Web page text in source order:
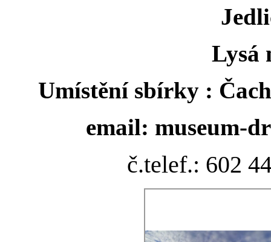
Lysá
Umístění sbírky :
email: museum-
č.telef.: 602